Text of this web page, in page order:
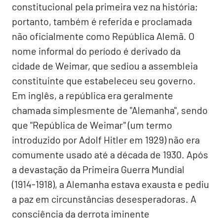
constitucional pela primeira vez na história;
portanto, também é referida e proclamada
não oficialmente como República Alemã. O
nome informal do período é derivado da
cidade de Weimar, que sediou a assembleia
constituinte que estabeleceu seu governo.
Em inglês, a república era geralmente
chamada simplesmente de "Alemanha", sendo
que "República de Weimar" (um termo
introduzido por Adolf Hitler em 1929) não era
comumente usado até a década de 1930. Após
a devastação da Primeira Guerra Mundial
(1914-1918), a Alemanha estava exausta e pediu
a paz em circunstâncias desesperadoras. A
consciência da derrota iminente